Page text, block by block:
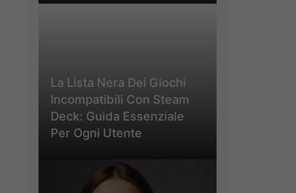
La Lista Nera Dei Giochi
Incompatibili Con Steam
Deck: Guida Essenziale
Per Ogni Utente